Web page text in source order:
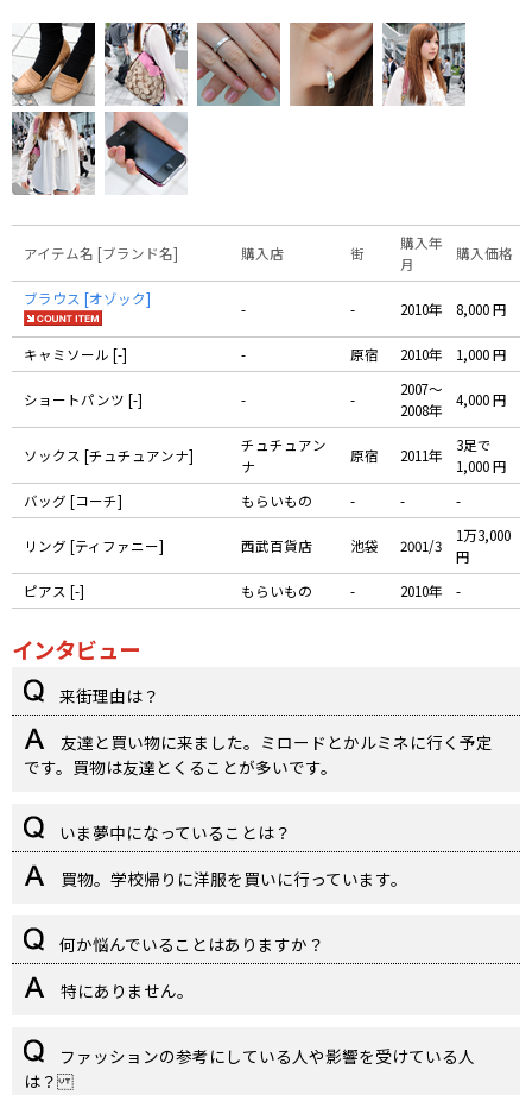
アイテム名 [ブランド名] 購入店 街
購入年
月
購入価格
ブラウス [オゾック]
- - 2010年 8,000 円
キャミソール [-] - 原宿 2010年 1,000 円
ショートパンツ [-] - -
2007〜
2008年
4,000 円
ソックス [チュチュアンナ]
チュチュアン
ナ
原宿 2011年
3足で
1,000 円
バッグ [コーチ]
もらいもの - - -
リング [ティファニー] 西武百貨店 池袋 2001/3
1万3,000
円
ピアス [-]
もらいもの - 2010年 -
インタビュー
来街理由は？
友達と買い物に来ました。ミロードとかルミネに行く予定
です。買物は友達とくることが多いです。
いま夢中になっていることは？
買物。学校帰りに洋服を買いに行っています。
何か悩んでいることはありますか？
特にありません。
ファッションの参考にしている人や影響を受けている人
は？